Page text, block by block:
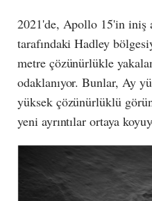
2021'de, Apollo 15'in iniş
tarafındaki Hadley
metre çözünürlükle
odaklanıyor. Bunlar, Ay
yüksek çözünürlüklü
yeni ayrıntılar ortaya